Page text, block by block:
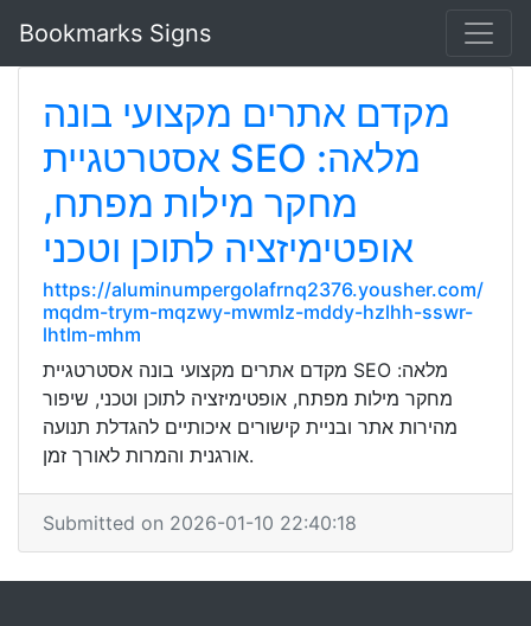
Bookmarks Signs
מקדם אתרים מקצועי בונה
אסטרטגיית SEO מלאה:
מחקר מילות מפתח,
אופטימיזציה לתוכן וטכני
https://aluminumpergolafrnq2376.yousher.com/
mqdm-trym-mqzwy-mwmlz-mddy-hzlhh-sswr-
lhtlm-mhm
מקדם אתרים מקצועי בונה אסטרטגיית SEO מלאה:
מחקר מילות מפתח, אופטימיזציה לתוכן וטכני, שיפור
מהירות אתר ובניית קישורים איכותיים להגדלת תנועה
אורגנית והמרות לאורך זמן.
Submitted on 2026-01-10 22:40:18